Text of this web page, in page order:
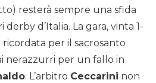
resterà sempre una sfida
d’Italia. La gara, vinta 1-
per il sacrosanto
nerazzurri per un fallo in
. L’arbitro Ceccarini non